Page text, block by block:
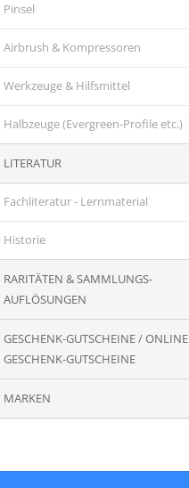
Pinsel
Airbrush & Kompressoren
Werkzeuge & Hilfsmittel
Halbzeuge (Evergreen-Profile etc.)
LITERATUR
Fachliteratur - Lernmaterial
Historie
RARITÄTEN & SAMMLUNGS-
AUFLÖSUNGEN
GESCHENK-GUTSCHEINE / ONLINE
GESCHENK-GUTSCHEINE
MARKEN